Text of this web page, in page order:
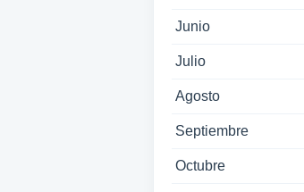
Junio
Julio
Agosto
Septiembre
Octubre